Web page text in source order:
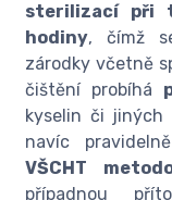
sterilizací při
hodiny, čímž
zárodky včetně
čištění probíhá
kyselin či jiných
navíc
VŠCHT
případnou